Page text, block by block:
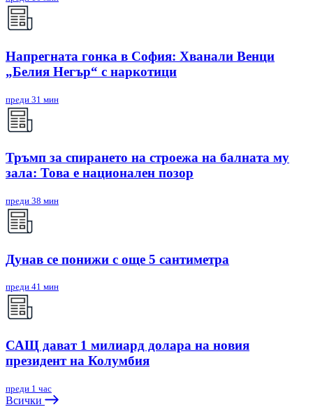
Напрегната гонка в София: Хванали Венци
„Белия Негър“ с наркотици
преди 31 мин
Тръмп за спирането на строежа на балната му
зала: Това е национален позор
преди 38 мин
Дунав се понижи с още 5 сантиметра
преди 41 мин
САЩ дават 1 милиард долара на новия
президент на Колумбия
преди 1 час
Всички